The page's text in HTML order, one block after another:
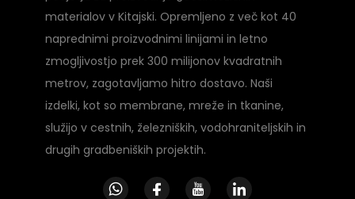
materialov v Kitajski. Opremljeno z več kot 40
naprednimi proizvodnimi linijami in letno
zmogljivostjo prek 300 milijonov kvadratnih
metrov, zagotavljamo hitro dostavo. Naši
izdelki, kot so membrane, mreže in tkanine,
služijo v cestnih, železniških, vodohraniteljskih in
drugih gradbeniških projektih.